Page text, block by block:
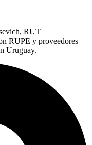
RUT
RUPE y proveedores
Uruguay.